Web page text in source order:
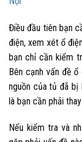
Điều đầu tiên bạn
điện, xem xét ổ
bạn chỉ cần kiểm
Bên cạnh vấn đề
nguồn của tủ đã bị
là bạn cần phải
Nếu kiểm tra và